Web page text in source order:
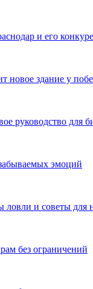
и его
новое здание у
руководство для
эмоций
ловли и советы
без ограничений